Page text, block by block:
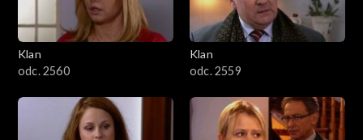
Klan
odc. 2560
Klan
odc. 2559